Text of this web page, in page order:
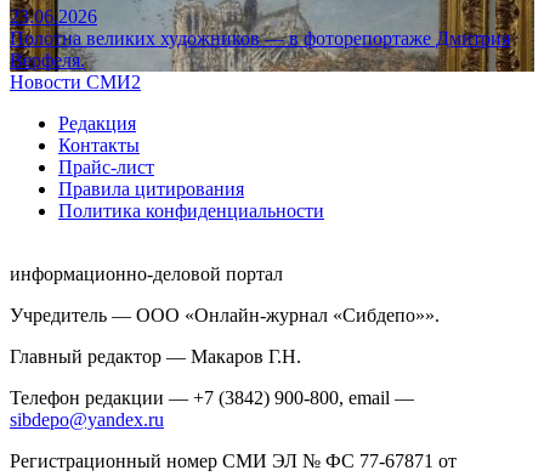
23.06.2026
Полотна великих художников — в фоторепортаже Дмитрия
Верфеля.
Новости СМИ2
Редакция
Контакты
Прайс-лист
Правила цитирования
Политика конфиденциальности
информационно-деловой портал
Учредитель — ООО «Онлайн-журнал «Сибдепо»».
Главный редактор — Макаров Г.Н.
Телефон редакции — +7 (3842) 900-800, email —
sibdepo@yandex.ru
Регистрационный номер СМИ ЭЛ № ФС 77-67871 от